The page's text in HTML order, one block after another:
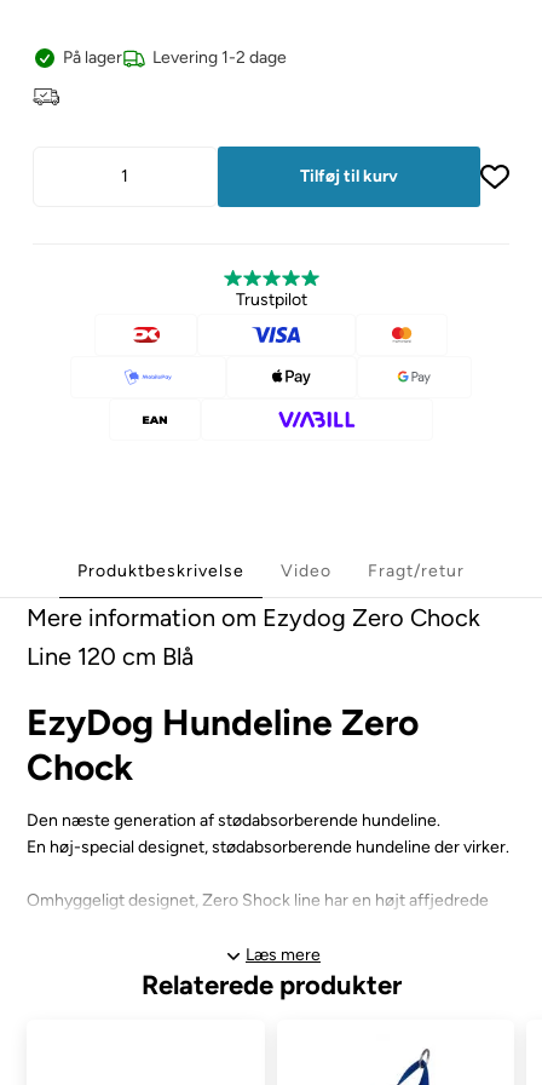
På lager Levering 1-2 dage
Trustpilot
Produktbeskrivelse Video Fragt/retur
Mere information om Ezydog Zero Chock
Line 120 cm Blå
EzyDog Hundeline Zero
Chock
Den næste generation af stødabsorberende hundeline.
En høj-special designet, stødabsorberende hundeline der virker.
Omhyggeligt designet, Zero Shock line har en højt affjedrede
hund. Desuden er den blødt, og holdbart.
Zero Shock linen kombinerer ultimativ komfort, kontrol og
Læs mere
Relaterede produkter